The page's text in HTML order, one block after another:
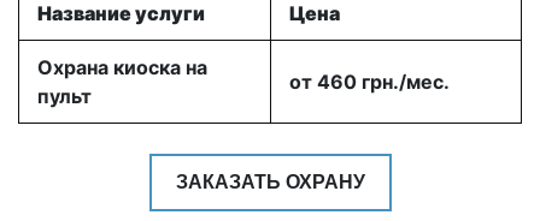
Название услуги Цена
Охрана киоска на
пульт
от 460 грн./мес.
ЗАКАЗАТЬ ОХРАНУ